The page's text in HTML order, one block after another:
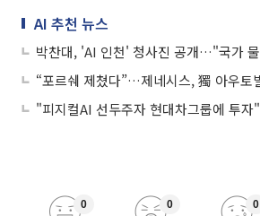
AI 추천 뉴스
0 0 0